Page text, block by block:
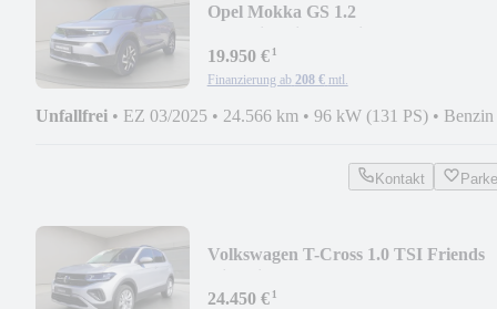
Opel Mokka GS 1.2
19.950 €¹
Finanzierung ab 208 € mtl.
Unfallfrei • EZ 03/2025 • 24.566 km • 96 kW (131 PS) • Benzin
Kontakt
Volkswagen T-Cross 1.0 TSI Friends
24.450 €¹